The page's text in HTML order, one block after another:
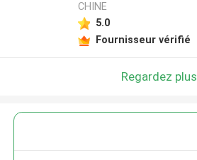
CHINE
5.0
Fournisseur vérifié
Regardez plus